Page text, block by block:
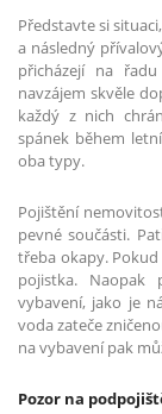
Představte si
a následný
přicházejí na
navzájem skvěle
každý z nich
spánek během
oba typy.
Pojištění
pevné součásti.
třeba okapy.
pojistka. Naopak
vybavení, jako je
voda zateče
na vybavení pak
Pozor na